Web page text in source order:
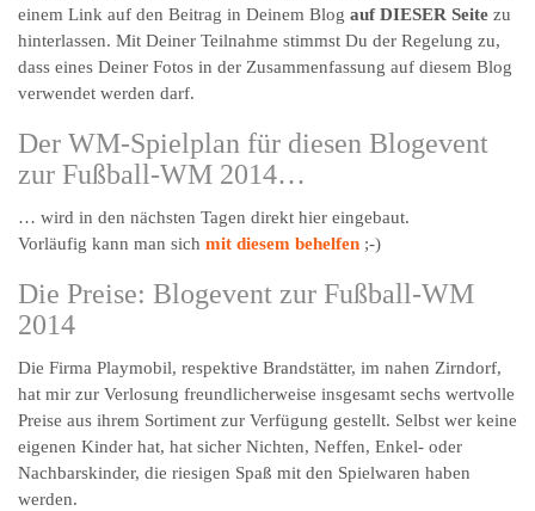
einem Link auf den Beitrag in Deinem Blog auf DIESER Seite zu
hinterlassen. Mit Deiner Teilnahme stimmst Du der Regelung zu,
dass eines Deiner Fotos in der Zusammenfassung auf diesem Blog
verwendet werden darf.
Der WM-Spielplan für diesen Blogevent
zur Fußball-WM 2014…
… wird in den nächsten Tagen direkt hier eingebaut.
Vorläufig kann man sich mit diesem behelfen ;-)
Die Preise: Blogevent zur Fußball-WM
2014
Die Firma Playmobil, respektive Brandstätter, im nahen Zirndorf,
hat mir zur Verlosung freundlicherweise insgesamt sechs wertvolle
Preise aus ihrem Sortiment zur Verfügung gestellt. Selbst wer keine
eigenen Kinder hat, hat sicher Nichten, Neffen, Enkel- oder
Nachbarskinder, die riesigen Spaß mit den Spielwaren haben
werden.